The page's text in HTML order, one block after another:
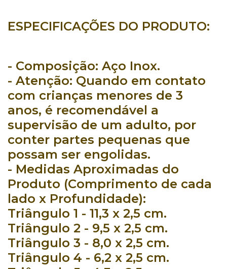
ESPECIFICAÇÕES DO PRODUTO:
- Composição: Aço Inox.
- Atenção: Quando em contato
com crianças menores de 3
anos, é recomendável a
supervisão de um adulto, por
conter partes pequenas que
possam ser engolidas.
- Medidas Aproximadas do
Produto (Comprimento de cada
lado x Profundidade):
Triângulo 1 - 11,3 x 2,5 cm.
Triângulo 2 - 9,5 x 2,5 cm.
Triângulo 3 - 8,0 x 2,5 cm.
Triângulo 4 - 6,2 x 2,5 cm.